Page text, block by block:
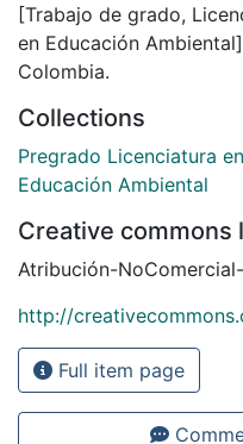
[Trabajo de grado,
en Educación
Colombia.
Collections
Pregrado Licenciatura
Educación Ambiental
Creative commons
Atribución-
http://
Full item page